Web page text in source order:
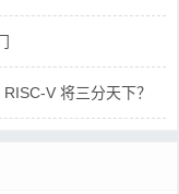
V 将三分天下？